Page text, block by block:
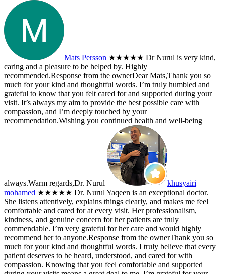
Mats Persson ★★★★★ Dr Nurul is very kind,
caring and a pleasure to be helped by. Highly
recommended.Response from the ownerDear Mats,Thank you so
much for your kind and thoughtful words. I’m truly humbled and
grateful to know that you felt cared for and supported during your
visit. It’s always my aim to provide the best possible care with
compassion, and I’m deeply touched by your
recommendation.Wishing you continued health and well-being
always.Warm regards,Dr. Nurul
khusyairi
mohamed ★★★★★ Dr. Nurul Yaqeen is an exceptional doctor.
She listens attentively, explains things clearly, and makes me feel
comfortable and cared for at every visit. Her professionalism,
kindness, and genuine concern for her patients are truly
commendable. I’m very grateful for her care and would highly
recommend her to anyone.Response from the ownerThank you so
much for your kind and thoughtful words. I truly believe that every
patient deserves to be heard, understood, and cared for with
compassion. Knowing that you feel comfortable and supported